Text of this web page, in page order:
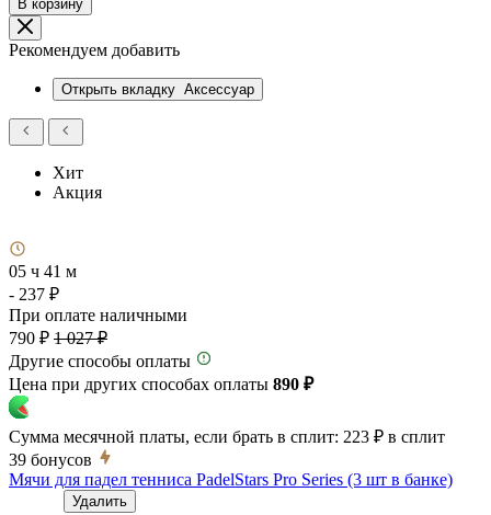
В корзину
Рекомендуем добавить
Открыть вкладку Аксессуар
Хит
Акция
05 ч 41 м
- 237 ₽
При оплате наличными
790 ₽ 1 027 ₽
Другие способы оплаты
Цена при других способах оплаты 890 ₽
Сумма месячной платы, если брать в сплит: 223 ₽ в сплит
39 бонусов
Мячи для падел тенниса PadelStars Pro Series (3 шт в банке)
Удалить